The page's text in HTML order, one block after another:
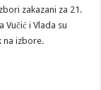
zakazani za 21.
Vučić i Vlada su
na izbore.